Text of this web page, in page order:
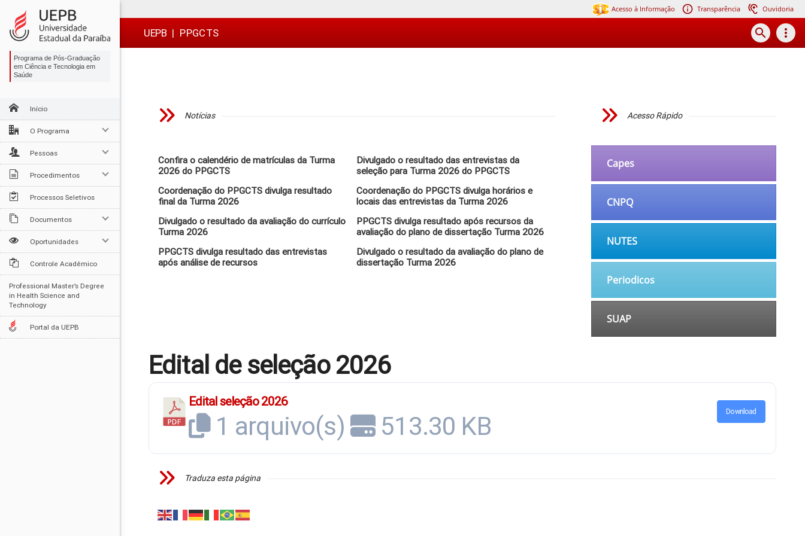
para
conteúdo
para
menu
para
busca
para
rodapé

Acesso à Informação Transparência Ouvidoria
UEPB | PPGCTS search more_vert
Programa de Pós-Graduação
em Ciência e Tecnologia em
Saúde
Início
O Programa
Pessoas
Procedimentos
Processos Seletivos
Documentos
Oportunidades
Controle Acadêmico
Professional Master’s Degree
in Health Science and
Technology
Portal da UEPB
Notícias
Confira o calendério de matrículas da Turma
2026 do PPGCTS
Coordenação do PPGCTS divulga resultado
final da Turma 2026
Divulgado o resultado da avaliação do currículo
Turma 2026
PPGCTS divulga resultado das entrevistas
após análise de recursos
Divulgado o resultado das entrevistas da
seleção para Turma 2026 do PPGCTS
Coordenação do PPGCTS divulga horários e
locais das entrevistas da Turma 2026
PPGCTS divulga resultado após recursos da
avaliação do plano de dissertação Turma 2026
Divulgado o resultado da avaliação do plano de
dissertação Turma 2026
Acesso Rápido
Capes
CNPQ
NUTES
Periodicos
SUAP
Edital de seleção 2026
Edital seleção 2026
1 arquivo(s) 513.30 KB Download
Traduza esta página